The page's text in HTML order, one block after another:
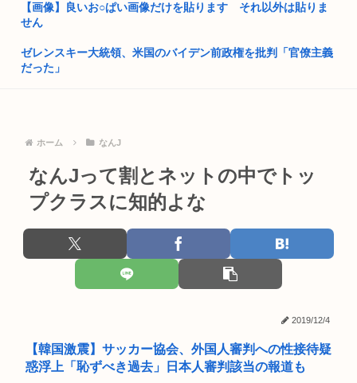
高市政権の消費税減税に反対している9人の自民党議員が全て
独身弱男、お盆のスーパーで大失態www
遊して...
阿波おどりで女性のカラダを強調した動画が拡散されてるらし
い！許せ...
中国さん、日本に対しあまりにも酷い暴言を放つ 「侵略戦争仕
【大阪】58歳日本人男性の、80歳母の腹を踏みつけ肋骨8本を
高市早苗、3000万円以上の高級新公用車を購入させ贅を尽くし
た後...
【画像】良いお○ぱい画像だけを貼ります それ以外は貼りま
せん
ゼレンスキー大統領、米国のバイデン前政権を批判「官僚主義
だった」
樹里と中学生のカーセクロス完全版。新事実発見した。
はっきり言う、無差別大量殺人を実行して死刑になりたい。
高市早苗「寝てない」それは分かったが「徹夜したので辛くて
チンポの大きさや形、硬度でバトルするゲーム「ポコチンモン
秋田県のエリート幹部、オンライン会見でバスローブ姿にタバ
コ喫煙。...
ホーム なんJ
なんJって割とネットの中でトッ
プクラスに知的よな
2019/12/4
【韓国激震】サッカー協会、外国人審判への性接待疑
惑浮上「恥ずべき過去」日本人審判該当の報道も